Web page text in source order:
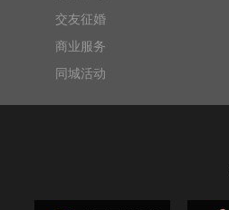
交友征婚
商业服务
同城活动